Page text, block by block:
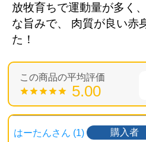
放牧育ちで運動量が多く
な旨みで、 肉質が良い赤
た！
5.00
はーたん 1 購入者